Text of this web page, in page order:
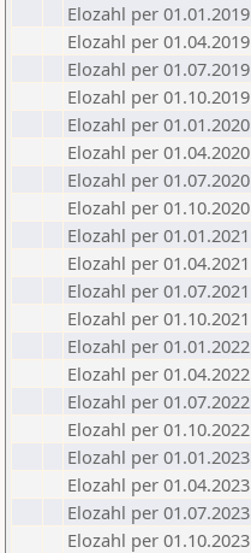
Elozahl per 01.01.2019
Elozahl per 01.04.2019
Elozahl per 01.07.2019
Elozahl per 01.10.2019
Elozahl per 01.01.2020
Elozahl per 01.04.2020
Elozahl per 01.07.2020
Elozahl per 01.10.2020
Elozahl per 01.01.2021
Elozahl per 01.04.2021
Elozahl per 01.07.2021
Elozahl per 01.10.2021
Elozahl per 01.01.2022
Elozahl per 01.04.2022
Elozahl per 01.07.2022
Elozahl per 01.10.2022
Elozahl per 01.01.2023
Elozahl per 01.04.2023
Elozahl per 01.07.2023
Elozahl per 01.10.2023